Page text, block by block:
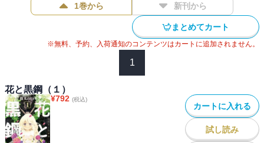
1巻から 新刊から
まとめてカート
※無料、予約、入荷通知のコンテンツはカートに追加されません。
1
花と黒鋼（１）
¥792 (税込)
カートに入れる
試し読み